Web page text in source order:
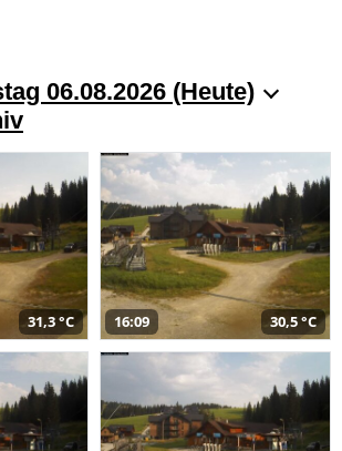
06.08.2026 (Heute)
31,3 °C 16:09 30,5 °C